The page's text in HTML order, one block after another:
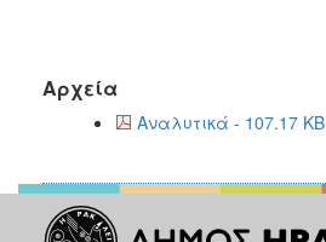
Αρχεία
Αναλυτικά - 107.17 KB